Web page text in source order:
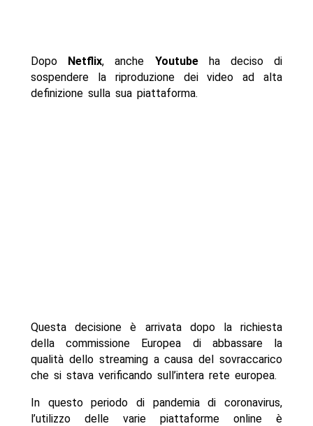
Dopo Netflix, anche Youtubeha deciso di
sospendere la riproduzione dei video ad alta
definizione sulla sua piattaforma.
Questa decisione è arrivata dopo la richiesta
della commissione Europea di abbassare la
qualità dello streaming a causa del sovraccarico
che si stava verificando sull’intera rete europea.
In questo periodo di pandemia di coronavirus,
l’utilizzo delle varie piattaforme online è